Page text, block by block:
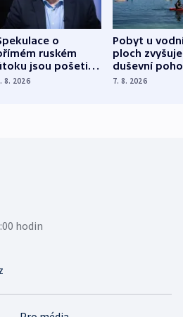
o
ruském
jsou pošetilé,
estonský
8. 2026
Pobyt u
ploch zvyšuje
duševní
ukázala
7. 8. 2026
hodin